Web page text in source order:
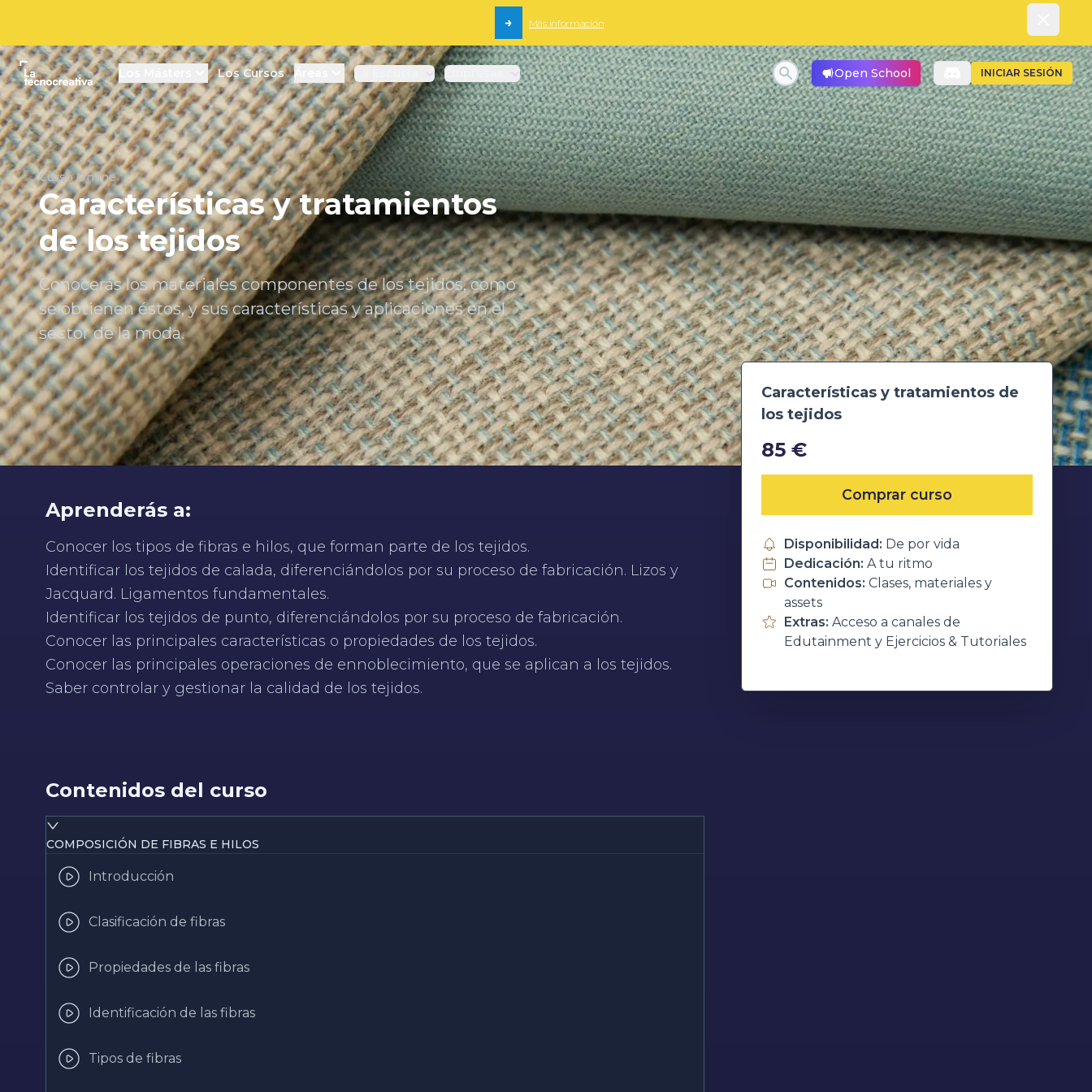
→ Más información
La tecnocreativa Los Cursos La Escuela Empresas Open School INICIAR SESIÓN
Curso Online
Características y tratamientos
de los tejidos
Conocerás los materiales componentes de los tejidos, como
se obtienen éstos, y sus características y aplicaciones en el
sector de la moda.
Aprenderás a:
Conocer los tipos de fibras e hilos, que forman parte de los tejidos.
Identificar los tejidos de calada, diferenciándolos por su proceso de fabricación. Lizos y
Jacquard. Ligamentos fundamentales.
Identificar los tejidos de punto, diferenciándolos por su proceso de fabricación.
Conocer las principales características o propiedades de los tejidos.
Conocer las principales operaciones de ennoblecimiento, que se aplican a los tejidos.
Saber controlar y gestionar la calidad de los tejidos.
Contenidos del curso
COMPOSICIÓN DE FIBRAS E HILOS
Introducción
Clasificación de fibras
Propiedades de las fibras
Identificación de las fibras
Tipos de fibras
Características y tratamientos de
los tejidos
85 €
Comprar curso
Disponibilidad: De por vida
Dedicación: A tu ritmo
Contenidos: Clases, materiales y
assets
Extras: Acceso a canales de
Edutainment y Ejercicios & Tutoriales